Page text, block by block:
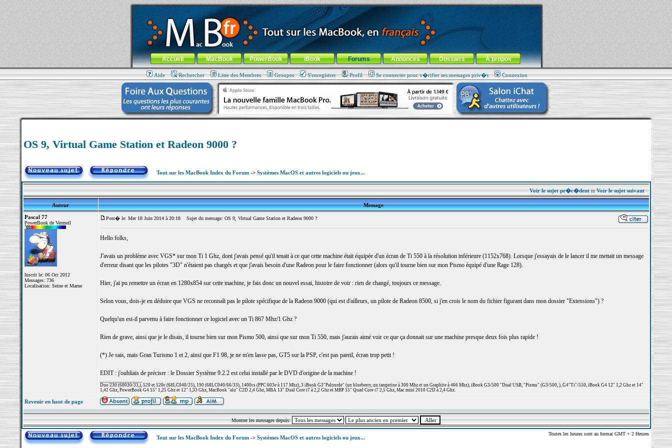
MacBook-fr.com : 100% Apple... 100% nomade !
Aller au contenu-Aller au menu général-Aller au menu de la rubrique
Menu général
Accueil MacBook PowerBook iBook Forums Annonces Dossiers À propos
Aide Rechercher Liste des Membres Groupes S'enregistrer Profil Se connecter pour v�rifier ses messages priv�s Connexion
OS 9, Virtual Game Station et Radeon 9000 ?
Tout sur les MacBook Index du Forum-> Systèmes MacOS et autres logiciels ou jeux...
Voir le sujet pr�c�dent::Voir le sujet suivant
Auteur
Message
Pascal 77
PowerBook de Vermeil
Inscrit le: 06 Oct 2012
Messages: 736
Localisation: Seine et Marne
Post� le: Mer 18 Juin 2014 à 20:18 Sujet du message: OS 9, Virtual Game Station et Radeon 9000 ?
Hello folks,
J'avais un problème avec VGS* sur mon Ti 1 Ghz, dont j'avais pensé qu'il tenait à ce que cette machine était équipée d'un écran de Ti 550 à la résolution inférieure (1152x768). Lorsque j'essayais de le lancer il me mettait un message
d'erreur disant que les pilotes "3D" n'étaient pas chargés et que j'avais besoin d'une Radeon pour le faire fonctionner (alors qu'il tourne bien sur mon Pismo équipé d'une Rage 128).
Hier, j'ai pu remettre un écran en 1280x854 sur cette machine, je fais donc un nouvel essai, histoire de voir : rien de changé, toujours ce message.
Selon vous, dois-je en déduire que VGS ne reconnaît pas le pilote spécifique de la Radeon 9000 (qui est d'ailleurs, un pilote de Radeon 8500, si j'en crois le nom du fichier figurant dans mon dossier "Extensions") ?
Quelqu'un est-il parvenu à faire fonctionner ce logiciel avec un Ti 867 Mhz/1 Ghz ?
Rien de grave, ainsi que je le disais, il tourne bien sur mon Pismo 500, ainsi que sur mon Ti 550, mais j'aurais aimé voir ce que ça donnait sur une machine presque deux fois plus rapide !
(*) Je sais, mais Gran Turismo 1 et 2, ainsi que F1 98, je ne m'en lasse pas, GT5 sur la PSP, c'est pas pareil, écran trop petit !
EDIT : j'oubliais de préciser : le Dossier Système 9.2.2 est celui installé par le DVD d'origine de la machine !
Duo 230 (68030/33,), 520 et 520c (68LC040/25), 190 (68LC040/66/33), 1400cs (PPC 603e à 117 Mhz), 3 iBook G3"Palourde" (un blueberry, un tangerine à 300 Mhz et un Graphite à 466 Mhz), iBook G3/500 "Dual USB, "Pismo" (G3/500, ), G4"Ti"/550, iBook G4 12" 1,2 Ghz et 14"
1,42 Ghz, PowerBook G4 15" 1,25 Ghz et 12" 1,33 Ghz, MacBook "alu" C2D 2,4 Ghz, MBA 13" Dual Core i7 à 2,2 Ghz et MBP 15" Quad Core i7 2,5 Ghz, Mac mini 2010 C2D à 2,4 Ghz.
Revenir en haut de page
Montrer les messages depuis:
Tout sur les MacBook Index du Forum-> Systèmes MacOS et autres logiciels ou jeux...
Toutes les heures sont au format GMT + 2 Heures